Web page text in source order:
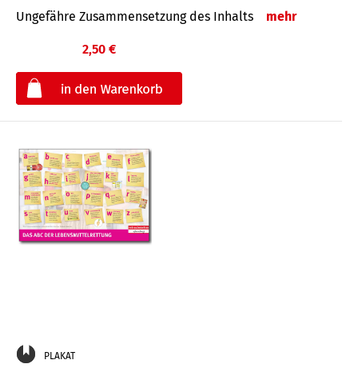
Ungefähre Zu­sammen­setzung des Inhalts mehr
2,50 €
PLAKAT